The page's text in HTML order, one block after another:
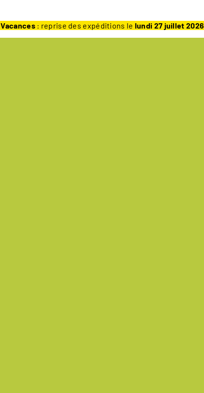
Vacances: reprise des expéditions le lundi 27 juillet 2026